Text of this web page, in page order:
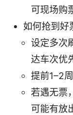
可现场购
如何抢到好
设定多次
达车次优
提前1–2
若遇无票
可能有放